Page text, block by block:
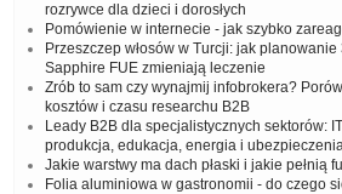
rozrywce dla dzieci i dorosłych
Pomówienie w internecie - jak szybko
Przeszczep włosów w Turcji: jak planowanie
Sapphire FUE zmieniają leczenie
Zrób to sam czy wynajmij infobrokera?
kosztów i czasu researchu B2B
Leady B2B dla specjalistycznych sektorów:
produkcja, edukacja, energia i
Jakie warstwy ma dach płaski i jakie pełnią
Folia aluminiowa w gastronomii - do czego